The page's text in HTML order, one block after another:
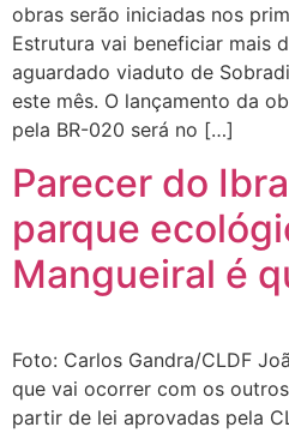
obras serão iniciadas nos
Estrutura vai beneficiar mais
aguardado viaduto de
este mês. O lançamento da
pela BR-020 será no […]
Parecer do
parque
Mangueiral é
Foto: Carlos Gandra/CLDF
que vai ocorrer com os
partir de lei aprovadas pela